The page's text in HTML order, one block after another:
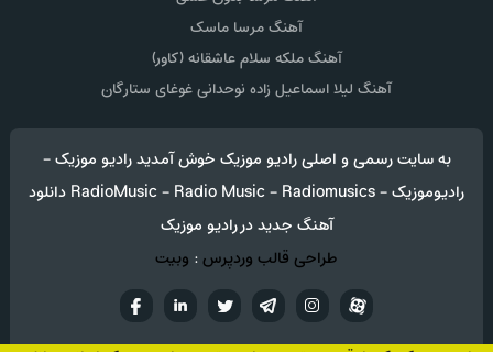
آهنگ مرسا ماسک
آهنگ ملکه سلام عاشقانه (کاور)
آهنگ لیلا اسماعیل زاده نوحدانی غوغای ستارگان
به سایت رسمی و اصلی رادیو موزیک خوش آمدید رادیو موزیک -
رادیوموزیک - RadioMusic - Radio Music - Radiomusics دانلود
آهنگ جدید در رادیو موزیک
طراحی قالب وردپرس: وبیت
تويترتلگراماینستاگرام
آپارات